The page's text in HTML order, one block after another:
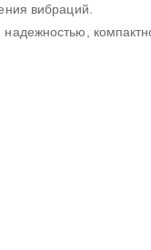
вибраций.